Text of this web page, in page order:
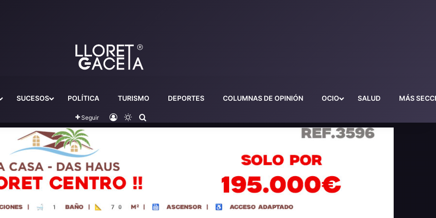
SUCESOS POLÍTICA TURISMO DEPORTES COLUMNAS DE OPINIÓN OCIO SALUD MÁS
Seguir Iniciar sesión
Switch skin